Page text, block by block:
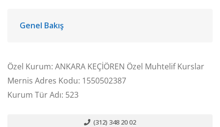
Genel Bakış
Özel Kurum: ANKARA KEÇİÖREN Özel Muhtelif Kurslar
Mernis Adres Kodu: 1550502387
Kurum Tür Adı: 523
(312) 348 20 02